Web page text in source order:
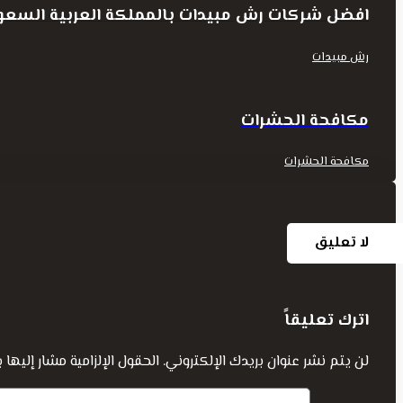
افضل شركات رش مبيدات بالمملكة العربية
رش مبيدات
مكافحة الحشرات
مكافحة الحشرات
لا تعليق
اترك تعليقاً
لن يتم نشر عنوان بريدك الإلكتروني.الحقول الإلزامية مشار إليها